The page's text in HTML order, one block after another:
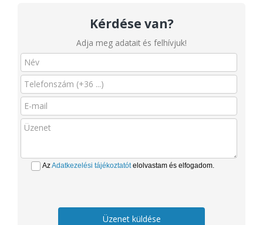
Kérdése van?
Adja meg adatait és felhívjuk!
AzAdatkezelési tájékoztatótelolvastam és elfogadom.
Üzenet küldése